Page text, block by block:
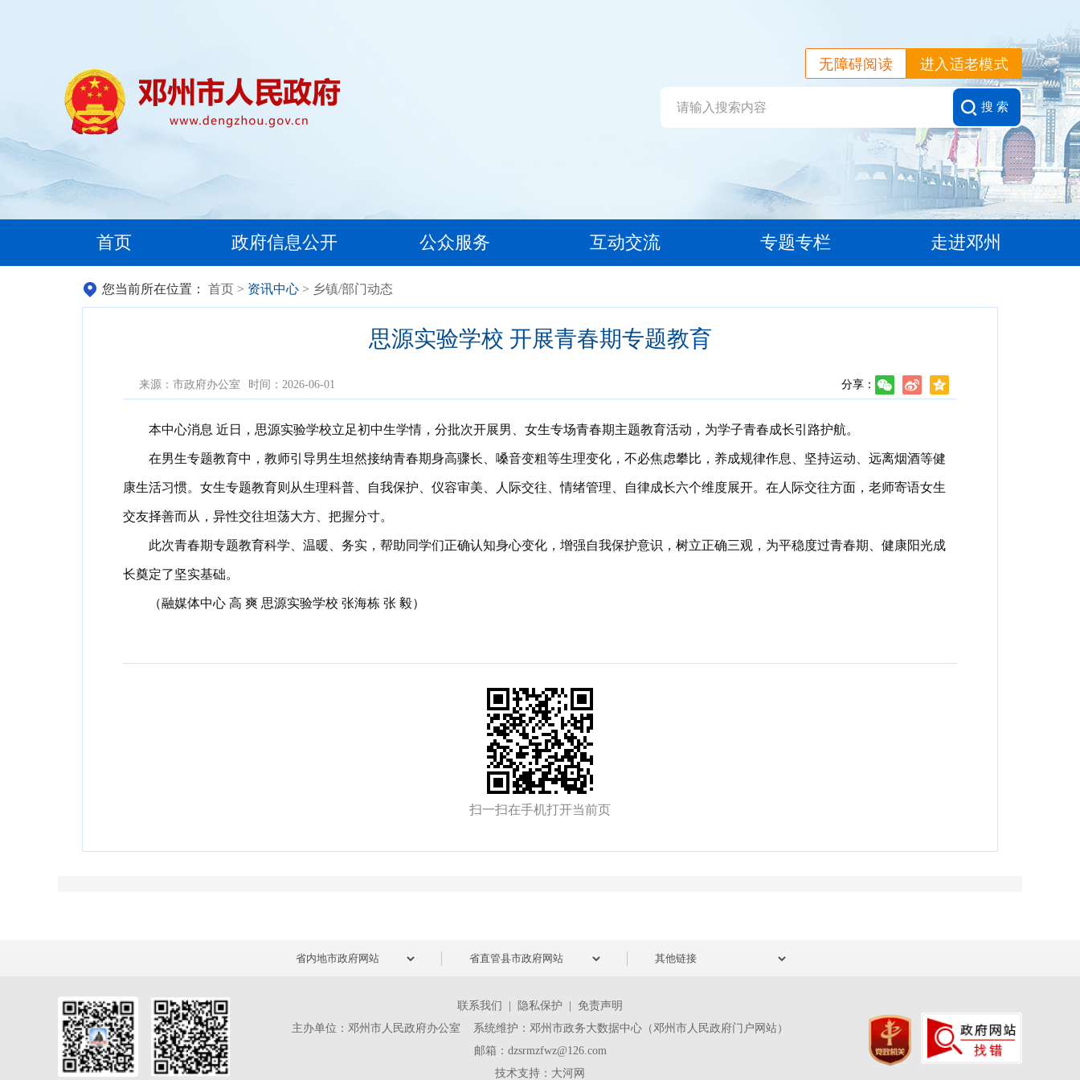
进入适老模式
无障碍阅读
搜 索
首页 政府信息公开 公众服务 互动交流 专题专栏 走进邓州
您当前所在位置： 首页 > 资讯中心 > 乡镇/部门动态
思源实验学校 开展青春期专题教育
来源：市政府办公室 时间：2026-06-01 分享：
本中心消息 近日，思源实验学校立足初中生学情，分批次开展男、女生专场青春期主题教育活动，为学子青春成长引路护航。
在男生专题教育中，教师引导男生坦然接纳青春期身高骤长、嗓音变粗等生理变化，不必焦虑攀比，养成规律作息、坚持运动、远离烟酒等健
康生活习惯。女生专题教育则从生理科普、自我保护、仪容审美、人际交往、情绪管理、自律成长六个维度展开。在人际交往方面，老师寄语女生
交友择善而从，异性交往坦荡大方、把握分寸。
此次青春期专题教育科学、温暖、务实，帮助同学们正确认知身心变化，增强自我保护意识，树立正确三观，为平稳度过青春期、健康阳光成
长奠定了坚实基础。
（融媒体中心 高 爽 思源实验学校 张海栋 张 毅）
扫一扫在手机打开当前页
联系我们 隐私保护
免责声明
主办单位：邓州市人民政府办公室 系统维护：邓州市政务大数据中心（邓州市人民政府门户网站）
邮箱：dzsrmzfwz@126.com
技术支持： 大河网